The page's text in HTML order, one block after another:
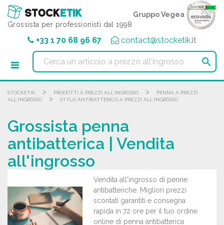
Grossista per professionisti dal 1998
Gruppo Vegea
+33 1 70 68 96 67 contact@stocketik.it

STOCKETIK > PRODOTTI A PREZZI ALL'INGROSSO >
PENNA A PREZZI
ALL'INGROSSO
> STYLO ANTIBATTERICO A PREZZI ALL'INGROSSO
Grossista penna
antibatterica | Vendita
all'ingrosso
Vendita all'ingrosso di penne
antibatteriche. Migliori prezzi
scontati garantiti e consegna
rapida in 72 ore per il tuo ordine
online di penna antibatterica
Pannello di gestione dei cookies